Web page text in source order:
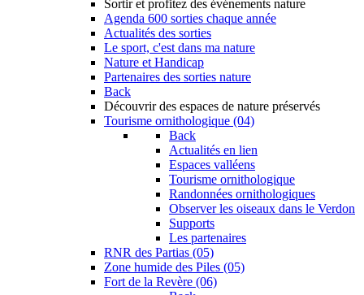
Sortir et profitez des événements nature
Agenda 600 sorties chaque année
Actualités des sorties
Le sport, c'est dans ma nature
Nature et Handicap
Partenaires des sorties nature
Back
Découvrir des espaces de nature préservés
Tourisme ornithologique (04)
Back
Actualités en lien
Espaces valléens
Tourisme ornithologique
Randonnées ornithologiques
Observer les oiseaux dans le Verdon
Supports
Les partenaires
RNR des Partias (05)
Zone humide des Piles (05)
Fort de la Revère (06)